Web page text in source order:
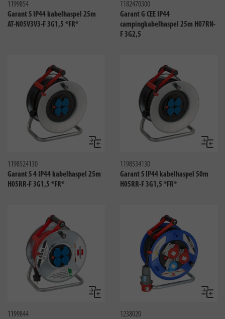
1199854
Garant S IP44 kabelhaspel 25m
AT-N05V3V3-F 3G1,5 *FR*
1182470300
Garant G CEE IP44
campingkabelhaspel 25m H07RN-
F 3G2,5
Vergelijken
1198524130
Garant S 4 IP44 kabelhaspel 25m
H05RR-F 3G1,5 *FR*
1198534130
Garant S IP44 kabelhaspel 50m
H05RR-F 3G1,5 *FR*
Vergelijken
1199844
1238020